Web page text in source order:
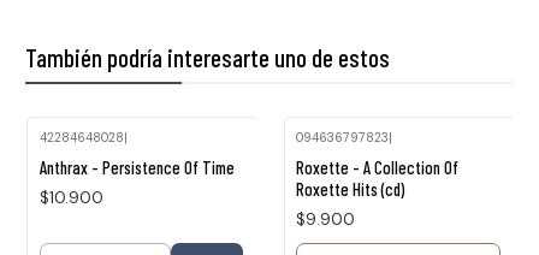
También podría interesarte uno de estos
42284648028|
Anthrax - Persistence Of Time
$10.900
094636797823|
Roxette - A Collection Of
Roxette Hits (cd)
$9.900